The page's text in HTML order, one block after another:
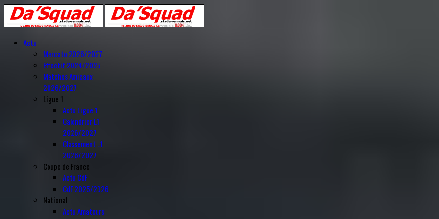
Actu
Mercato 2026/2027
Effectif 2024/2025
Matches Amicaux
2026/2027
Ligue 1
Actu Ligue 1
Calendrier L1
2026/2027
Classement L1
2026/2027
Coupe de France
Actu CdF
CdF 2025/2026
National
Actu Amateurs
précédente
précédent
suivante
suivant